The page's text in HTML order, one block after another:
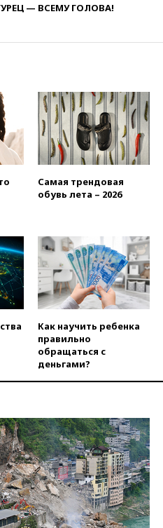
— ВСЕМУ ГОЛОВА!
Самая трендовая
обувь лета – 2026
Как научить ребенка
правильно
обращаться с
деньгами?